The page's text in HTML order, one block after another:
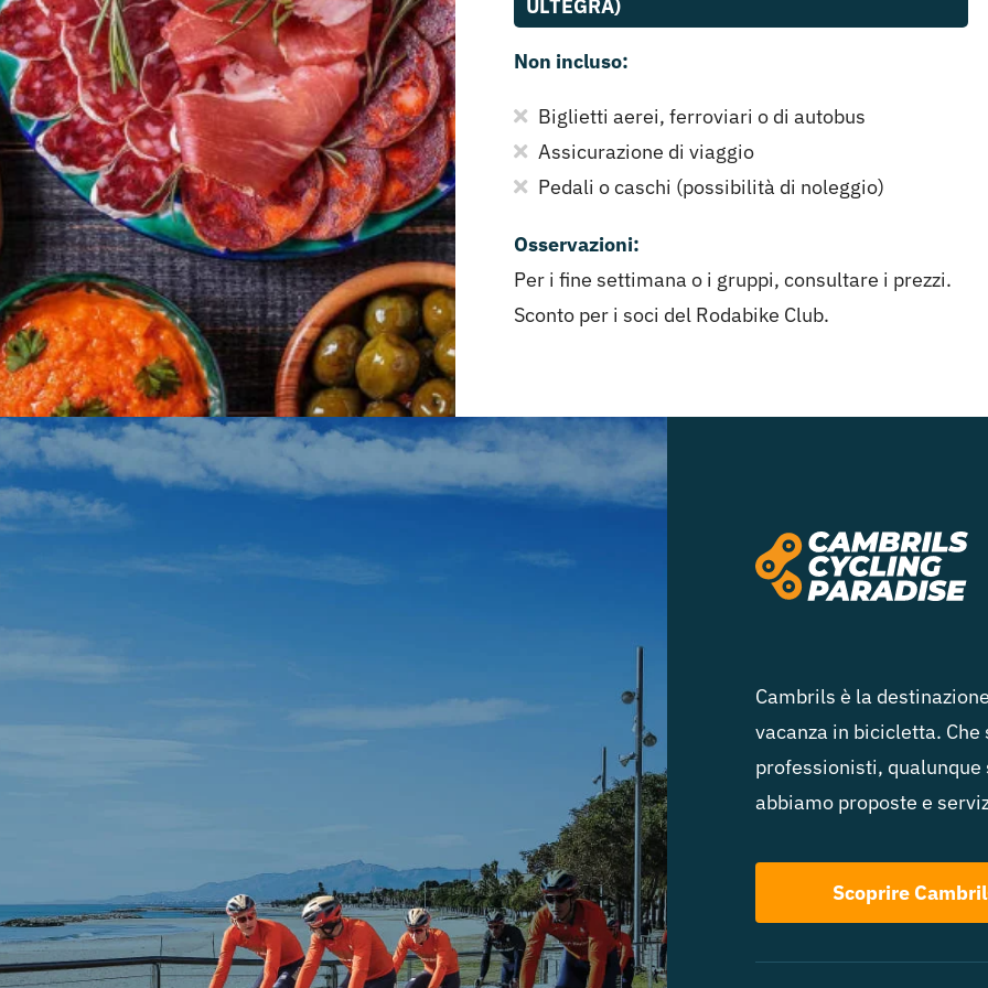
ULTEGRA)
Non incluso:
Biglietti aerei, ferroviari o di autobus
Assicurazione di viaggio
Pedali o caschi (possibilità di noleggio)
Osservazioni:
Per i fine settimana o i gruppi, consultare i prezzi.
Sconto per i soci del Rodabike Club.
Cambrils è la
vacanza in bicicletta.
professionisti,
abbiamo proposte e
Scoprire